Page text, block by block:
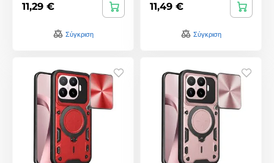
11,29 €
Σύγκριση
11,49 €
Σύγκριση